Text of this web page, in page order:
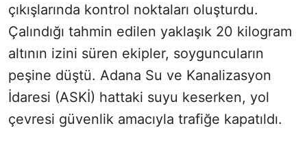
çıkışlarında kontrol noktaları oluşturdu.
Çalındığı tahmin edilen yaklaşık 20 kilogram
altının izini süren ekipler, soyguncuların
peşine düştü. Adana Su ve Kanalizasyon
İdaresi (ASKİ) hattaki suyu keserken, yol
çevresi güvenlik amacıyla trafiğe kapatıldı.